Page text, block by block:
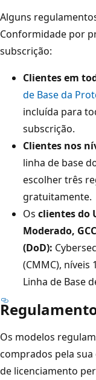
Alguns
Conformidade por
subscrição:
Clientes em
de Base da
incluída para
subscrição.
Clientes nos
linha de base
escolher três
gratuitamente.
Os clientes do
Moderado,
(DoD):
(CMMC), níveis
Linha de Base
Os modelos
comprados pela
de licenciamento